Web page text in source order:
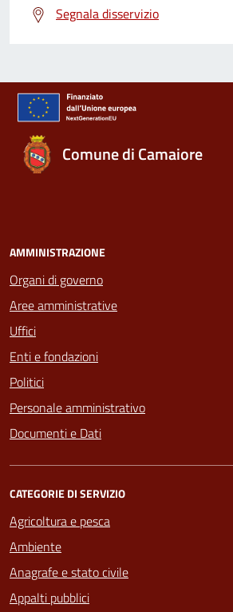
Segnala disservizio
Comune di Camaiore
AMMINISTRAZIONE
Organi di governo
Aree amministrative
Uffici
Enti e fondazioni
Politici
Personale amministrativo
Documenti e Dati
CATEGORIE DI SERVIZIO
Agricoltura e pesca
Ambiente
Anagrafe e stato civile
Appalti pubblici